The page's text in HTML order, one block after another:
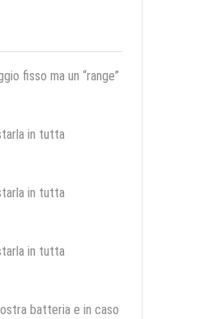
fisso ma un “range”
in tutta
in tutta
in tutta
batteria e in caso